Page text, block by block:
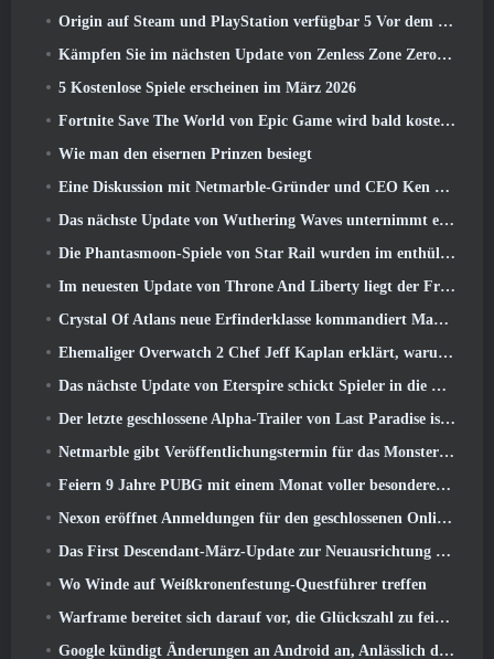
Origin auf Steam und PlayStation verfügbar 5 Vor dem März 23 Start
Kämpfen Sie im nächsten Update von Zenless Zone Zero um Ruhm im Hollow-Champion-Wettbewerb von New Eridu
5 Kostenlose Spiele erscheinen im März 2026
Fortnite Save The World von Epic Game wird bald kostenlos spielbar sein
Wie man den eisernen Prinzen besiegt
Eine Diskussion mit Netmarble-Gründer und CEO Ken Kim über MONGIL: Sternentauchen
Das nächste Update von Wuthering Waves unternimmt eine Reise zur „dunklen Seite“
Die Phantasmoon-Spiele von Star Rail wurden im enthüllt 4.1 Sonderprogramm
Im neuesten Update von Throne And Liberty liegt der Frühling in der Luft
Crystal Of Atlans neue Erfinderklasse kommandiert Magitech-Mechs im Kampf
Ehemaliger Overwatch 2 Chef Jeff Kaplan erklärt, warum er Blizzard zugelassen hat
Das nächste Update von Eterspire schickt Spieler in die Zwergenminen
Der letzte geschlossene Alpha-Trailer von Last Paradise ist ein kleines, aber erschreckendes Kunstwerk
Netmarble gibt Veröffentlichungstermin für das Monsterzähmungs-Action-Rollenspiel Mongil bekannt: Sternentauchen
Feiern 9 Jahre PUBG mit einem Monat voller besonderer Aktivitäten
Nexon eröffnet Anmeldungen für den geschlossenen Online-Test von MapleStory Classic World im April
Das First Descendant-März-Update zur Neuausrichtung von Sharen und zur Einführung neuer Inhalte
Wo Winde auf Weißkronenfestung-Questführer treffen
Warframe bereitet sich darauf vor, die Glückszahl zu feiern 13 Mit Jubiläumsveranstaltungen
Google kündigt Änderungen an Android an, Anlässlich der Rückkehr von Fortnite in den Play Store